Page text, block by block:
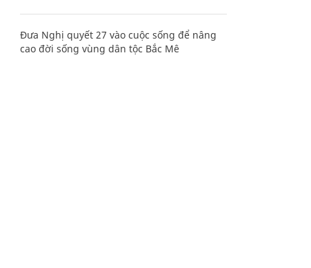
Đưa Nghị quyết 27 vào cuộc sống để nâng
cao đời sống vùng dân tộc Bắc Mê